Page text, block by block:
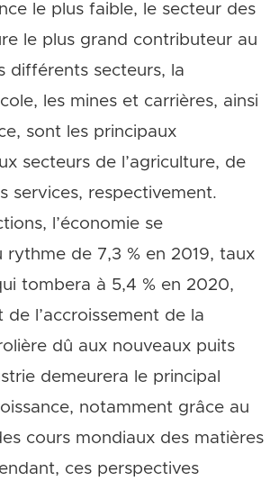
le plus faible, le secteur des
le plus grand contributeur au
différents secteurs, la
les mines et carrières, ainsi
sont les principaux
secteurs de l’agriculture, de
services, respectivement.
l’économie se
rythme de 7,3 % en 2019, taux
tombera à 5,4 % en 2020,
de l’accroissement de la
dû aux nouveaux puits
demeurera le principal
notamment grâce au
cours mondiaux des matières
ces perspectives